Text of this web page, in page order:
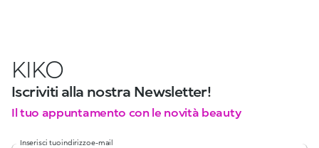
KIKO
Iscriviti alla nostra Newsletter!
Il tuo appuntamento con le novità beauty
Inserisci tuo indirizzo e-mail